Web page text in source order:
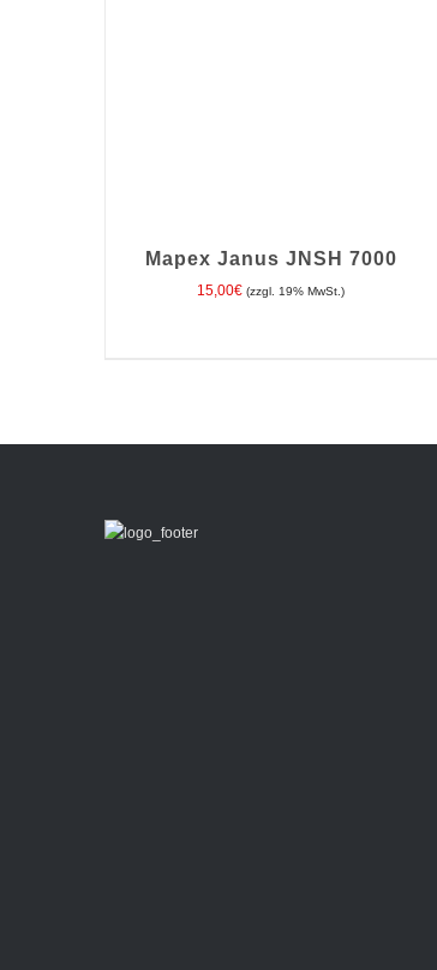
Mapex Janus JNSH 7000
15,00€ (zzgl. 19% MwSt.)